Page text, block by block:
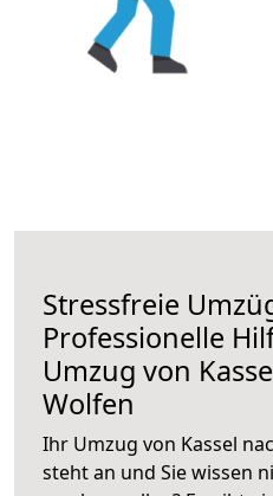
Stressfreie
Professionelle
Umzug von
Wolfen
Ihr Umzug von Kassel
steht an und Sie wissen